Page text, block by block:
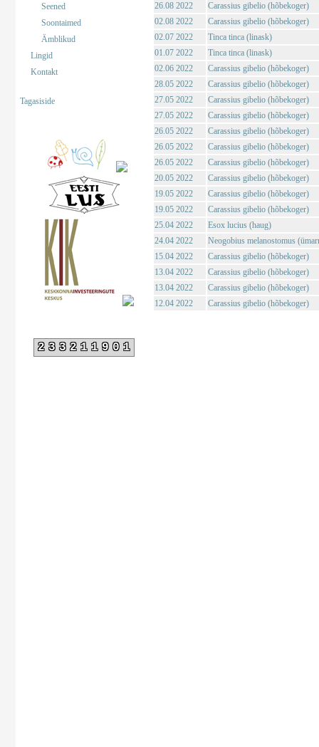
Seened
Soontaimed
Ämblikud
Lingid
Kontakt
Tagasiside
233211901
26.08 2022
Carassius gibelio (hõbekoger)
02.08 2022
Carassius gibelio (hõbekoger)
02.07 2022
Tinca tinca (linask)
01.07 2022
Tinca tinca (linask)
02.06 2022
Carassius gibelio (hõbekoger)
28.05 2022
Carassius gibelio (hõbekoger)
27.05 2022
Carassius gibelio (hõbekoger)
27.05 2022
Carassius gibelio (hõbekoger)
26.05 2022
Carassius gibelio (hõbekoger)
26.05 2022
Carassius gibelio (hõbekoger)
26.05 2022
Carassius gibelio (hõbekoger)
20.05 2022
Carassius gibelio (hõbekoger)
19.05 2022
Carassius gibelio (hõbekoger)
19.05 2022
Carassius gibelio (hõbekoger)
25.04 2022
Esox lucius (haug)
24.04 2022
Neogobius melanostomus
15.04 2022
Carassius gibelio (hõbekoger)
13.04 2022
Carassius gibelio (hõbekoger)
13.04 2022
Carassius gibelio (hõbekoger)
12.04 2022
Carassius gibelio (hõbekoger)